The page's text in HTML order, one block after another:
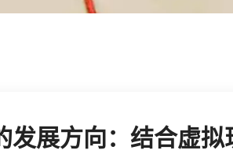
发展方向：结合虚拟